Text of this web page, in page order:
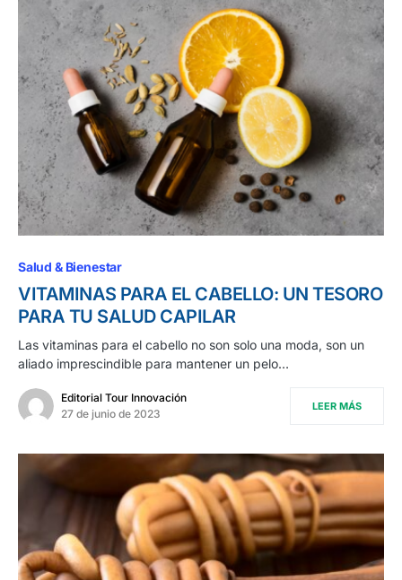
Salud & Bienestar
VITAMINAS PARA EL CABELLO: UN TESORO
PARA TU SALUD CAPILAR
Las vitaminas para el cabello no son solo una moda, son un
aliado imprescindible para mantener un pelo…
Editorial Tour Innovación
27 de junio de 2023
LEER MÁS